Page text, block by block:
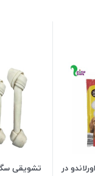
در
تشویقی